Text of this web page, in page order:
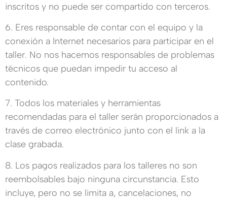
inscritos y no puede ser compartido con terceros.
6. Eres responsable de contar con el equipo y la
conexión a Internet necesarios para participar en el
taller. No nos hacemos responsables de problemas
técnicos que puedan impedir tu acceso al
contenido.
7. Todos los materiales y herramientas
recomendadas para el taller serán proporcionados a
través de correo electrónico junto con el link a la
clase grabada.
8. Los pagos realizados para los talleres no son
reembolsables bajo ninguna circunstancia. Esto
incluye, pero no se limita a, cancelaciones, no